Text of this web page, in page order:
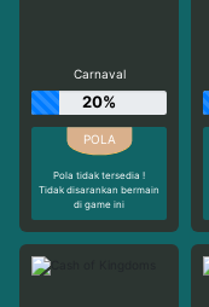
Carnaval
20%
Pola tidak tersedia !
Tidak disarankan bermain
di game ini